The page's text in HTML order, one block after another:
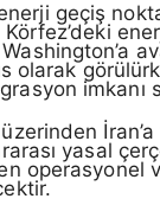
geçiş
olarak
imkanı
yasal
operasyonel